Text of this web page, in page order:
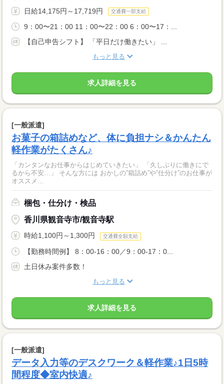
日給14,175円～17,719円 交通費一部支給
9：00〜21：00 11：00〜22：00 6：00〜17：...
【自己申告シフト】 「平日だけ働きたい」 ...
もっと見る
求人詳細を見る
[一般派遣]
お菓子の箱詰めなど、体に負担ナシ＆かんたん
軽作業がたくさん♪
「カンタンなお仕事からはじめていきたい」 「久しぶりに働きにで
るから不安…」 そんな方には おかしの”箱詰め”や”仕分け”のお仕事が
オススメ...
梱包・仕分け・検品
香川県観音寺市/観音寺駅
時給1,100円～1,300円 交通費全額支給
【勤務時間例】 8：00-16：00／9：00-17：0...
土日休み案件多数！
もっと見る
求人詳細を見る
[一般派遣]
データ入力等のデスクワーク＆軽作業♪1日5時
間程度◆室内快適♪